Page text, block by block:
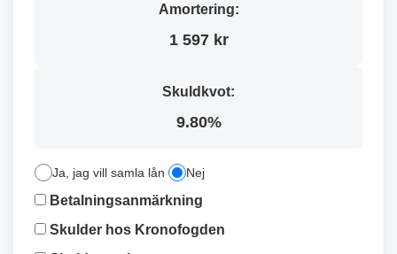
Amortering:
1 597 kr
Skuldkvot:
9.80%
Ja, jag vill samla lån Nej
Betalningsanmärkning
Skulder hos Kronofogden